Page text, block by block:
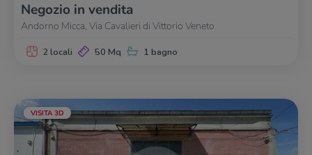
Negozio in vendita
Andorno Micca, Via Cavalieri di Vittorio Veneto
2 locali 50 Mq 1 bagno
VISITA 3D